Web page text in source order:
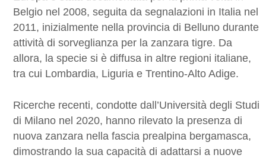
Belgio nel 2008, seguita da segnalazioni in Italia nel
2011, inizialmente nella provincia di Belluno durante
attività di sorveglianza per la zanzara tigre. Da
allora, la specie si è diffusa in altre regioni italiane,
tra cui Lombardia, Liguria e Trentino-Alto Adige.
Ricerche recenti, condotte dall’Università degli Studi
di Milano nel 2020, hanno rilevato la presenza di
nuova zanzara nella fascia prealpina bergamasca,
dimostrando la sua capacità di adattarsi a nuove